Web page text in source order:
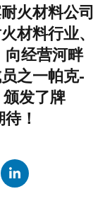
火材料公司
材料行业、
向经营河畔
之一帕克-
发了牌
！